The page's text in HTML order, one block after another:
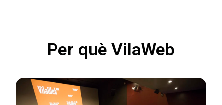
Per què VilaWeb